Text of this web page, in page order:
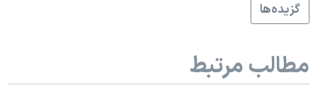
گزيده‌ها
مطالب مرتبط